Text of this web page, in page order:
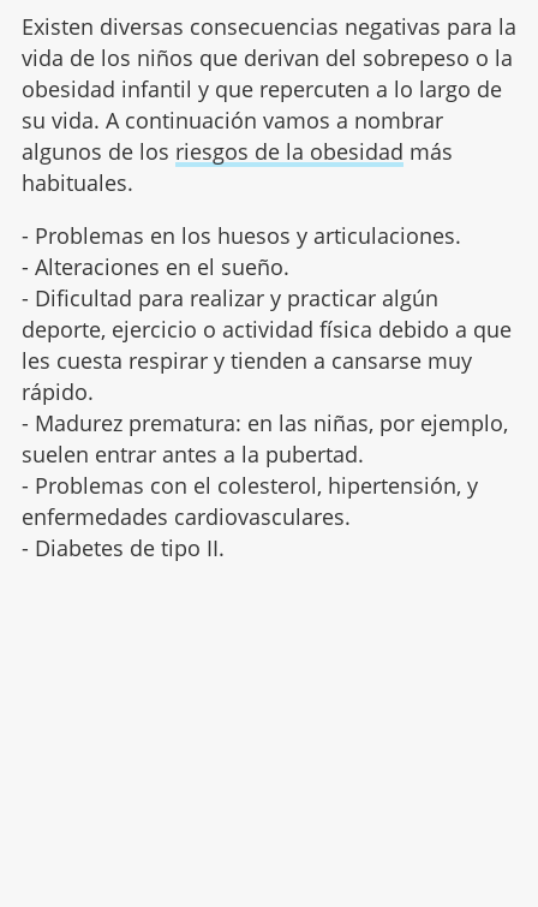
Existen diversas consecuencias negativas para la
vida de los niños que derivan del sobrepeso o la
obesidad infantil y que repercuten a lo largo de
su vida. A continuación vamos a nombrar
algunos de los riesgos de la obesidad más
habituales.
- Problemas en los huesos y articulaciones.
- Alteraciones en el sueño.
- Dificultad para realizar y practicar algún
deporte, ejercicio o actividad física debido a que
les cuesta respirar y tienden a cansarse muy
rápido.
- Madurez prematura: en las niñas, por ejemplo,
suelen entrar antes a la pubertad.
- Problemas con el colesterol, hipertensión, y
enfermedades cardiovasculares.
- Diabetes de tipo II.